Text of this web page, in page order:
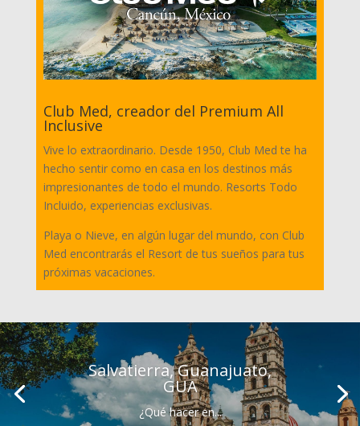
Club Med, creador del Premium All
Inclusive
Vive lo extraordinario. Desde 1950, Club Med te ha
hecho sentir como en casa en los destinos más
impresionantes de todo el mundo. Resorts Todo
Incluido, experiencias exclusivas.
Playa o Nieve, en algún lugar del mundo, con Club
Med encontrarás el Resort de tus sueños para tus
próximas vacaciones.
Salvatierra, Guanajuato,
GUA
¿Qué hacer en...